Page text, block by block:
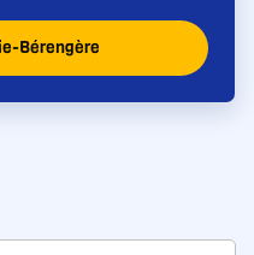
Bérengère